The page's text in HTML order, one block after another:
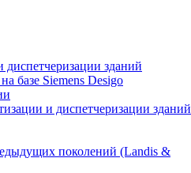
диспетчеризации зданий
базе Siemens Desigo
и диспетчеризации зданий
поколений (Landis &